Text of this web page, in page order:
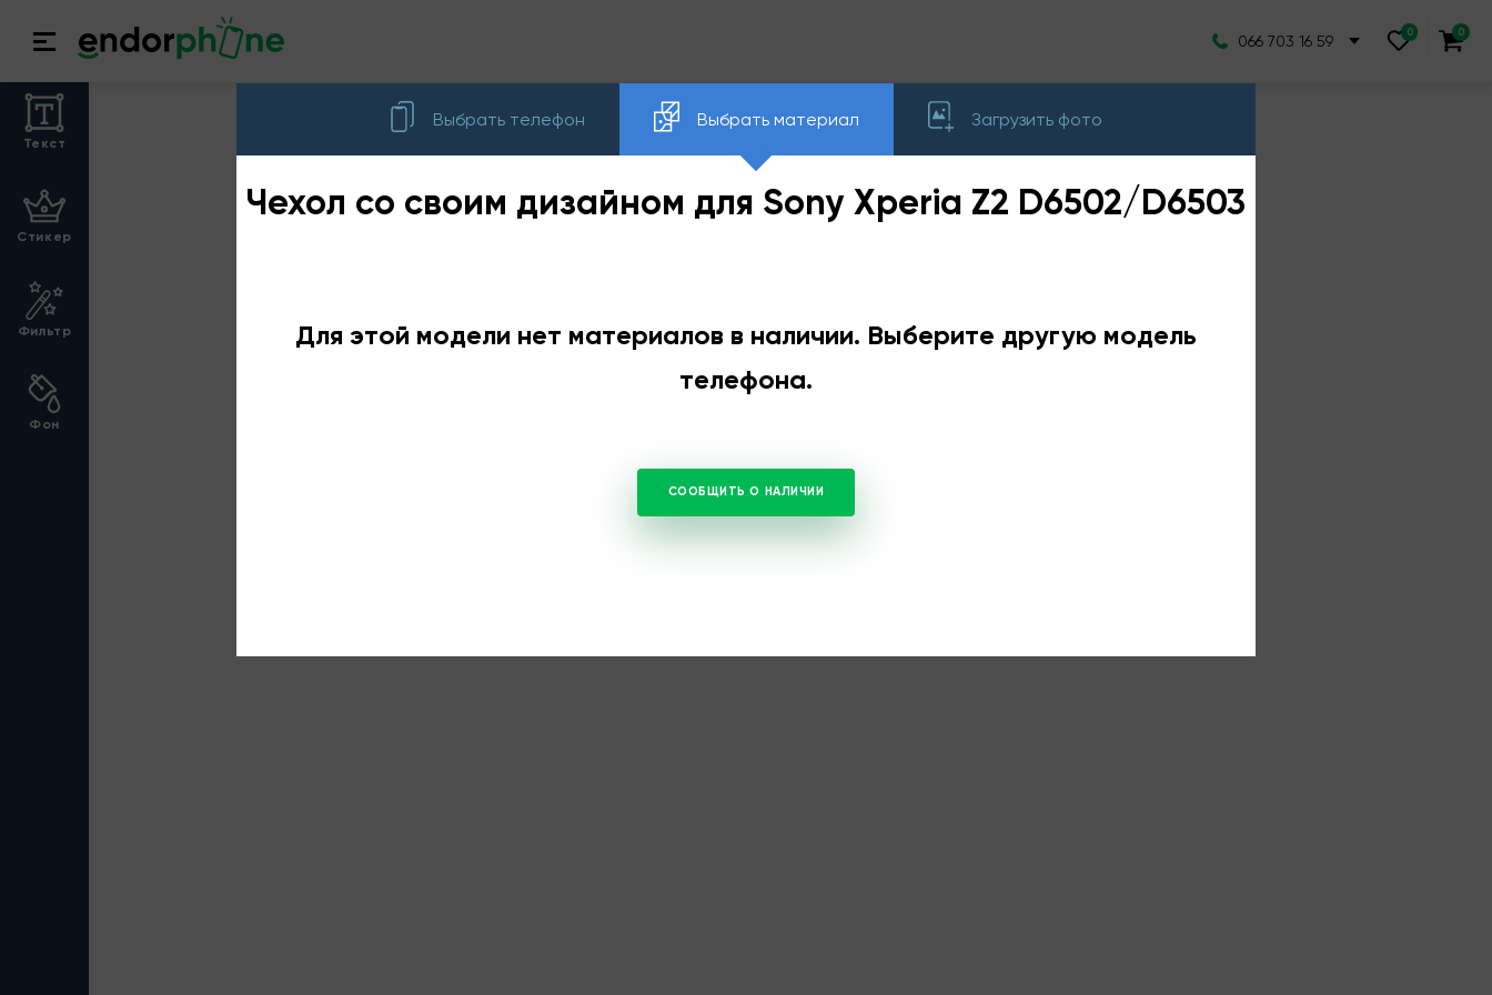
Выбрать телефон Выбрать материал Загрузить фото
Чехол со своим дизайном для Sony Xperia Z2 D6502/D6503
Для этой модели нет материалов в наличии. Выберите другую модель
телефона.
СООБЩИТЬ О НАЛИЧИИ
066 703 16 59
Текст
Стикер
Фильтр
Фон